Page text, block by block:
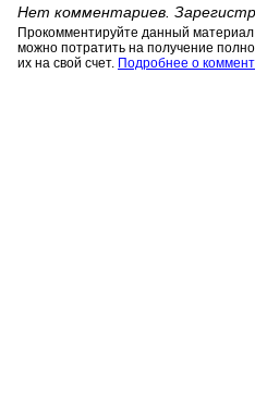
Нет комментариев.
Прокомментируйте данный
можно потратить на получение
их на свой счет. Подробнее о